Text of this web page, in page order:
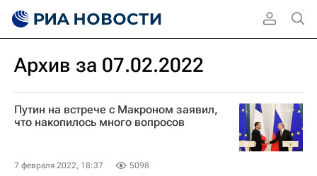
Архив за 07.02.2022
Путин на встрече с Макроном заявил,
что накопилось много вопросов
7 февраля 2022, 18:37 5098